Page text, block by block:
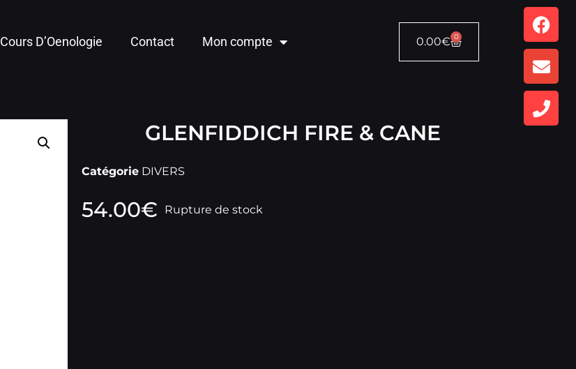
Cours D’Oenologie Contact Mon compte 0.00€ 0
GLENFIDDICH FIRE & CANE
Catégorie DIVERS
54.00€ Rupture de stock